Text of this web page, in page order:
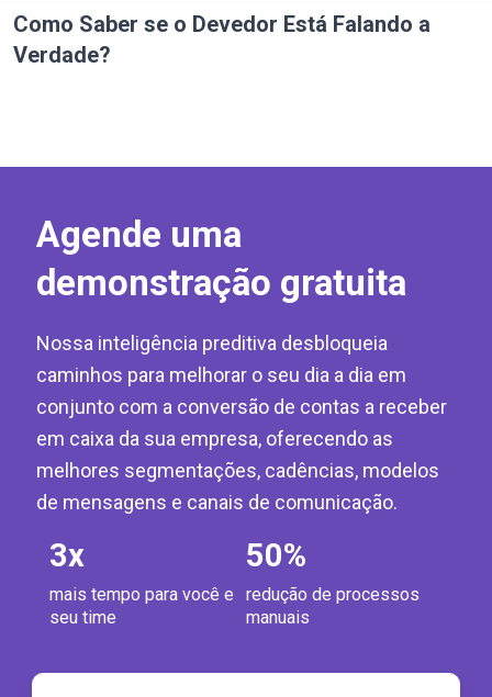
Como Saber se o Devedor Está Falando a
Verdade?
Agende uma
demonstração gratuita
Nossa inteligência preditiva desbloqueia
caminhos para melhorar o seu dia a dia em
conjunto com a conversão de contas a receber
em caixa da sua empresa, oferecendo as
melhores segmentações, cadências, modelos
de mensagens e canais de comunicação.
3x
mais tempo para você e
seu time
50%
redução de processos
manuais